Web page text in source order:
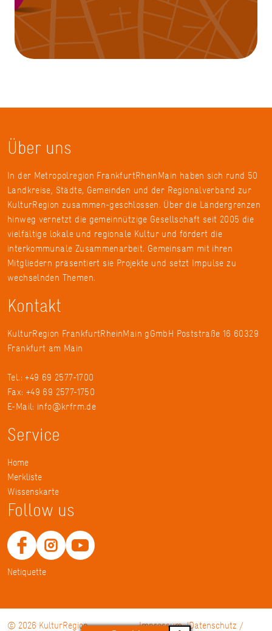
Über uns
In der Metropolregion FrankfurtRheinMain haben sich rund 50
Landkreise, Städte, Gemeinden und der Regionalverband zur
KulturRegion zusammen-geschlossen. Über die Ländergrenzen
hinweg vernetzt die gemeinnützige Gesellschaft seit 2005 die
vielfältige lokale und regionale Kultur und fördert die
interkommunale Zusammenarbeit. Gemeinsam mit ihren
Mitgliedern präsentiert sie Projekte und setzt Impulse zu
wechselnden Themen.
Kontakt
KulturRegion FrankfurtRheinMain gGmbH Poststraße 16 60329
Frankfurt am Main
Tel.: +49 69 2577-1700
Fax: +49 69 2577-1750
E-Mail: info@krfrm.de
Service
Home
Merkliste
Wissenskarte
Follow us
Netiquette
© 2026 KulturRegion Impressum Datenschutz /